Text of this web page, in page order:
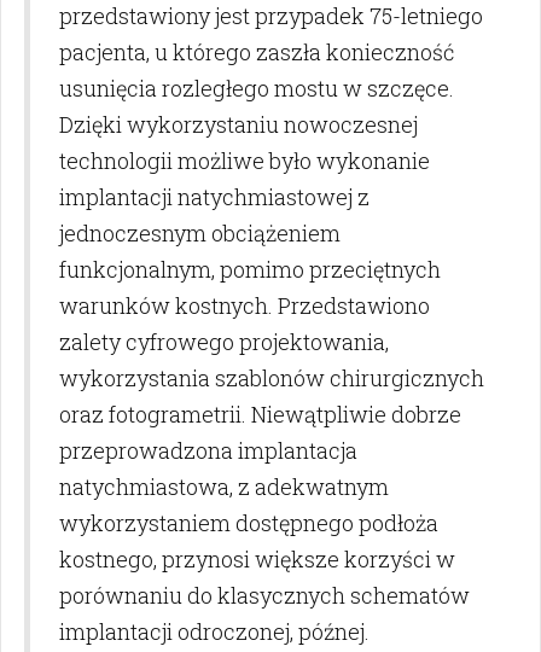
przedstawiony jest przypadek 75-letniego
pacjenta, u którego zaszła konieczność
usunięcia rozległego mostu w szczęce.
Dzięki wykorzystaniu nowoczesnej
technologii możliwe było wykonanie
implantacji natychmiastowej z
jednoczesnym obciążeniem
funkcjonalnym, pomimo przeciętnych
warunków kostnych. Przedstawiono
zalety cyfrowego projektowania,
wykorzystania szablonów chirurgicznych
oraz fotogrametrii. Niewątpliwie dobrze
przeprowadzona implantacja
natychmiastowa, z adekwatnym
wykorzystaniem dostępnego podłoża
kostnego, przynosi większe korzyści w
porównaniu do klasycznych schematów
implantacji odroczonej, późnej.